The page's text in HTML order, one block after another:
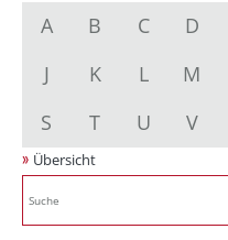
A B C D
J
K L M
S
T U V
Übersicht